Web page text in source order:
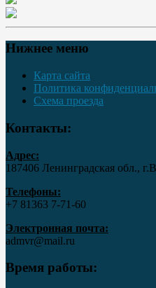
Нижнее меню
Карта сайта
Политика
Схема проезда
Контакты:
Адрес:
187406 Ленинградская обл.,
Телефоны:
+7 81363 7‑71-60
Электронная почта:
admvr@mail.ru
Время работы: